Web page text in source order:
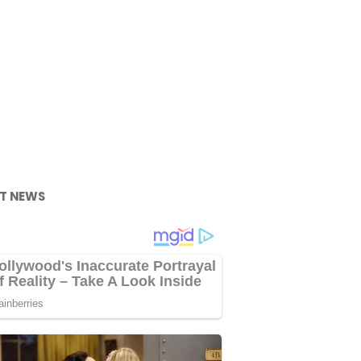
NEWS